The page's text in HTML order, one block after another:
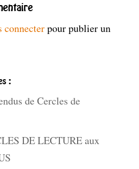
connecterpour publier un
:
de Cercles de
DE LECTURE aux